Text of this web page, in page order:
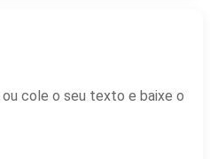
cole o seu texto e baixe o